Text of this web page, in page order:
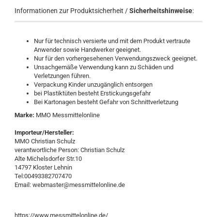
Informationen zur Produktsicherheit /Sicherheitshinweise:
Nur für technisch versierte und mit dem Produkt vertraute
Anwender sowie Handwerker geeignet.
Nur für den vorhergesehenen Verwendungszweck geeignet.
Unsachgemäße Verwendung kann zu Schäden und
Verletzungen führen.
Verpackung Kinder unzugänglich entsorgen
bei Plastiktüten besteht Erstickungsgefahr
Bei Kartonagen besteht Gefahr von Schnittverletzung
Marke: MMO Messmittelonline
Importeur/Hersteller:
MMO Christian Schulz
verantwortliche Person: Christian Schulz
Alte Michelsdorfer Str.10
14797 Kloster Lehnin
Tel:00493382707470
Email: webmaster@messmittelonline.de
https://www.messmittelonline.de/